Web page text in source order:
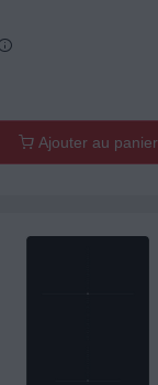
Ajouter au panier